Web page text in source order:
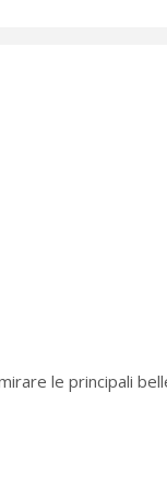
le principali